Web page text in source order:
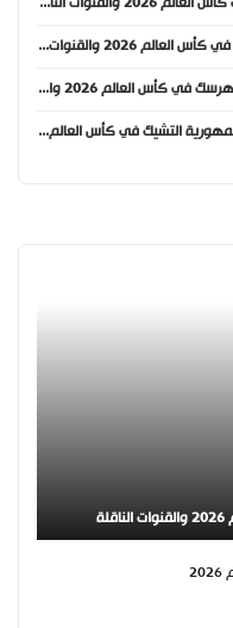
موعد مباراة أمريكا والباراغواي في كأس العالم 2026 والقنوات الناقلة
موعد مباراة كندا والبوسنة والهرسك في كأس العالم 2026 والقنوات الناقلة
موعد مباراة كوريا الجنوبية وجمهورية التشيك في كأس العالم 2026 والقنوات الناقلة
موعد مباراة البرتغال والكونغو في كأس العالم 2026